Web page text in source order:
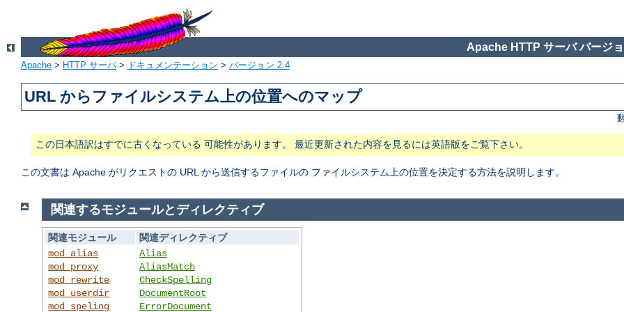
Apache HTTP サーバ バージ
Apache > HTTP サーバ> ドキュメンテーション > バージョン 2.4
URL からファイルシステム上の位置へのマップ
この日本語訳はすでに古くなっている 可能性があります。 最近更新された内容を見るには英語版をご覧下さい。
この文書は Apache がリクエストの URL から送信するファイルの ファイルシステム上の位置を決定する方法を説明します。
関連するモジュールとディレクティブ
関連モジュール
関連ディレクティブ
mod_alias
mod_proxy
mod_rewrite
mod_userdir
mod_speling
Alias
AliasMatch
CheckSpelling
DocumentRoot
ErrorDocument